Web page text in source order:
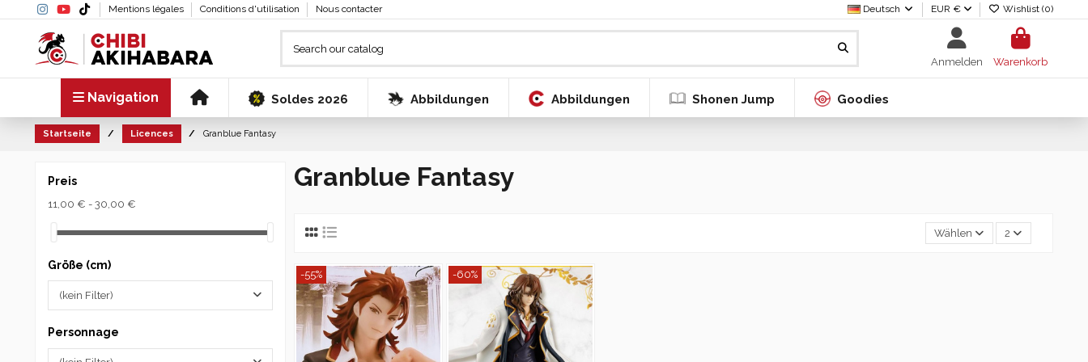
Mentions légales Conditions d'utilisation Nous contacter Deutsch EUR € Wishlist (0)
Anmelden Warenkorb
Navigation Soldes 2026 Abbildungen Abbildungen Shonen Jump Goodies
Startseite Licences Granblue Fantasy
Granblue Fantasy
Wählen 2
-55% -60%
Preis
11,00 € - 30,00 €
Größe (cm)
(kein Filter)
Personnage